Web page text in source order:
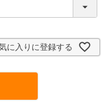
必
)
に入りに登録する